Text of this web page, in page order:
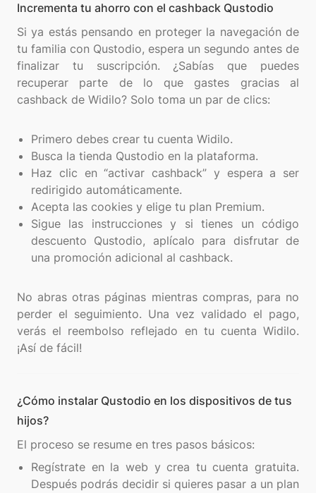
Incrementa tu ahorro con el cashback Qustodio
Si ya estás pensando en proteger la navegación de
tu familia con Qustodio, espera un segundo antes de
finalizar tu suscripción. ¿Sabías que puedes
recuperar parte de lo que gastes gracias al
cashback de Widilo? Solo toma un par de clics:
Primero debes crear tu cuenta Widilo.
Busca la tienda Qustodio en la plataforma.
Haz clic en “activar cashback” y espera a ser
redirigido automáticamente.
Acepta las cookies y elige tu plan Premium.
Sigue las instrucciones y si tienes un código
descuento Qustodio, aplícalo para disfrutar de
una promoción adicional al cashback.
No abras otras páginas mientras compras, para no
perder el seguimiento. Una vez validado el pago,
verás el reembolso reflejado en tu cuenta Widilo.
¿Cómo instalar Qustodio en los dispositivos de tus
hijos?
Regístrate en la web y crea tu cuenta gratuita.
Después podrás decidir si quieres pasar a un plan